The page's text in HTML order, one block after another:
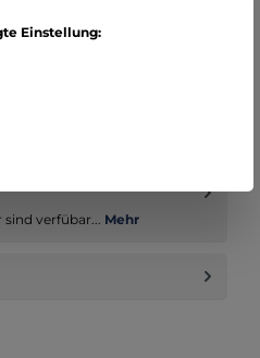
leistungsfähigen EKG
AED-Modus) und
verfübar... Mehr
Einstellung: